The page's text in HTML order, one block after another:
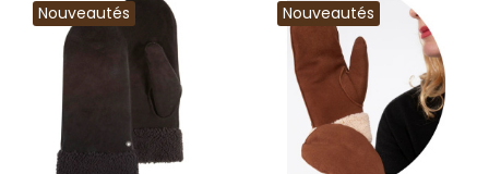
Nouveautés Nouveautés